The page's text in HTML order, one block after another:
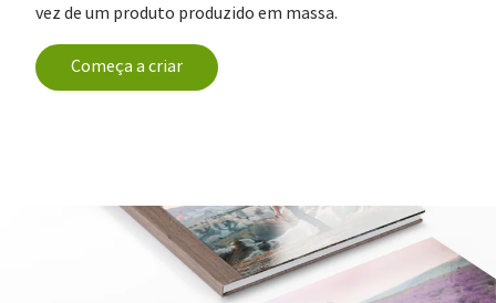
vez de um produto produzido em massa.
Começa a criar